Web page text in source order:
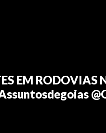
EM RODOVIAS